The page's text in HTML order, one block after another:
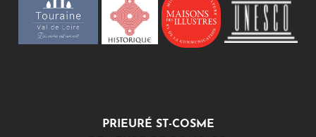
PRIEURÉ ST-COSME